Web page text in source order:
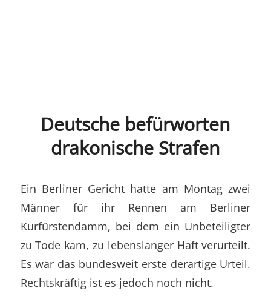
Deutsche befürworten
drakonische Strafen
Ein Berliner Gericht hatte am Montag zwei
Männer für ihr Rennen am Berliner
Kurfürstendamm, bei dem ein Unbeteiligter
zu Tode kam, zu lebenslanger Haft verurteilt.
Es war das bundesweit erste derartige Urteil.
Rechtskräftig ist es jedoch noch nicht.